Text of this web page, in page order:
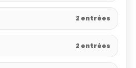
2 entrées
2 entrées